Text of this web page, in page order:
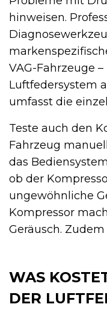
hinweisen.
VAG-Fahrzeuge
Luftfedersystem
umfasst die
Teste auch den
Fahrzeug
das
ob der
ungewöhnliche
Kompressor
Geräusch.
WAS
DER